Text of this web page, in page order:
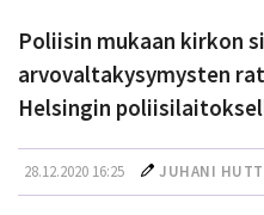
Poliisin mukaan kirkon
arvovaltakysymysten
Helsingin
28.12.2020 16:25 JUHANI